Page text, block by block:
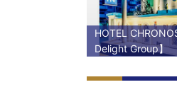
HOTEL
Delight Group】